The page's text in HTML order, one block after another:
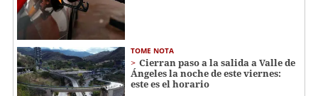
TOME NOTA
Cierran paso a la salida a Valle de
Ángeles la noche de este viernes:
este es el horario